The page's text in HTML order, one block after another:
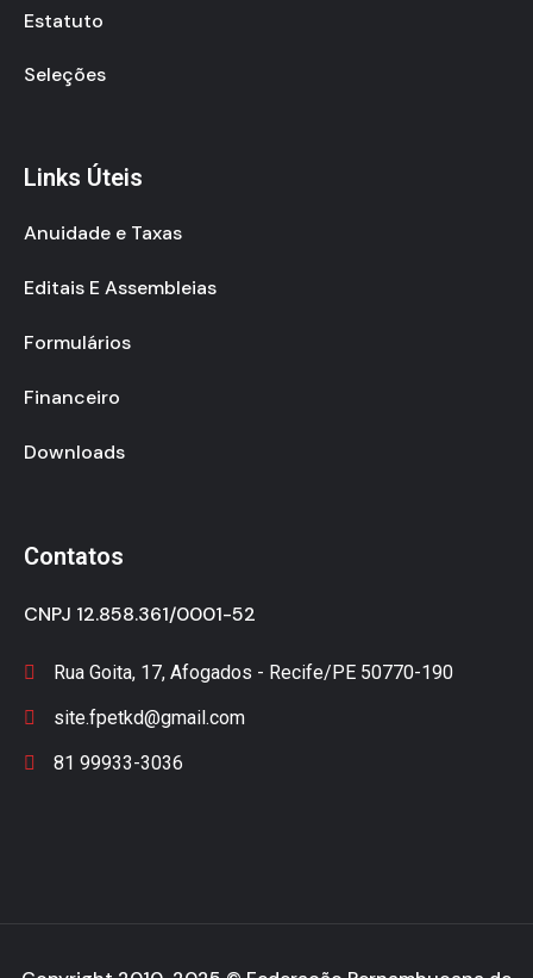
Estatuto
Seleções
Links Úteis
Anuidade e Taxas
Editais E Assembleias
Formulários
Financeiro
Downloads
Contatos
CNPJ 12.858.361/0001-52
Rua Goita, 17, Afogados - Recife/PE 50770-190
site.fpetkd@gmail.com
81 99933-3036